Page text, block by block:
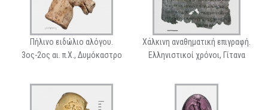
Πήλινο ειδώλιο αλόγου.
3ος-2ος αι. π.Χ., Δυμόκαστρο
Χάλκινη αναθηματική επιγραφή.
Ελληνιστικοί χρόνοι, Γίτανα